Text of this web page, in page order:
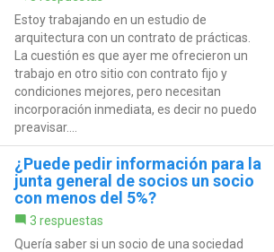
Estoy trabajando en un estudio de
arquitectura con un contrato de prácticas.
La cuestión es que ayer me ofrecieron un
trabajo en otro sitio con contrato fijo y
condiciones mejores, pero necesitan
incorporación inmediata, es decir no puedo
preavisar....
¿Puede pedir información para la
junta general de socios un socio
con menos del 5%?
3 respuestas
Quería saber si un socio de una sociedad